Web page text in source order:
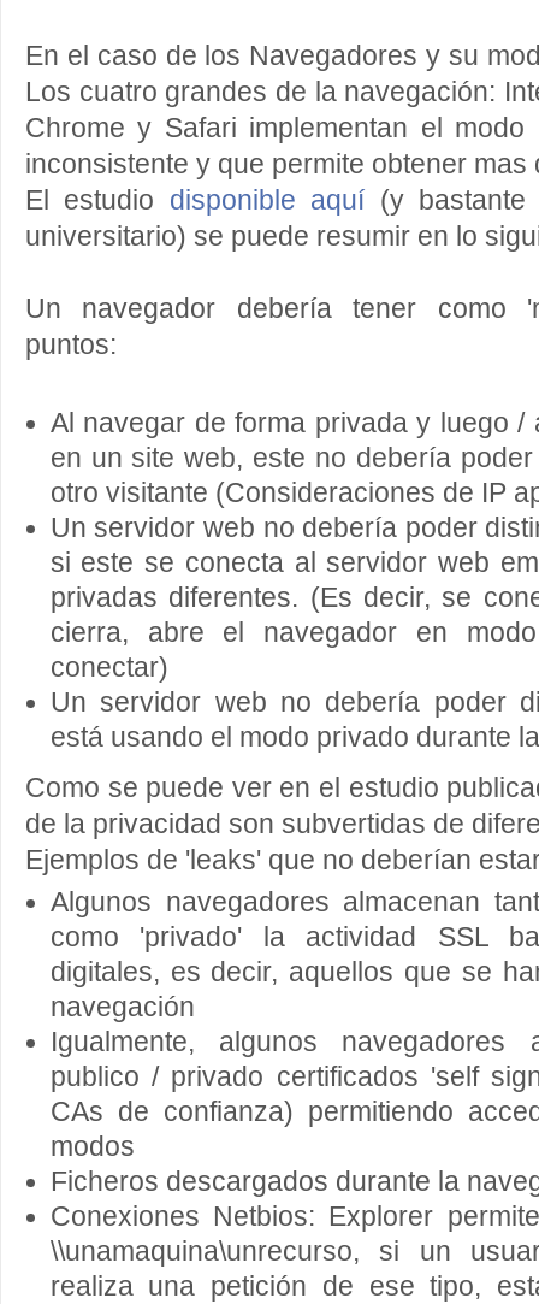
En el caso de los Navegadores y su
Los cuatro grandes de la navegación:
Chrome y Safari implementan el
inconsistente y que permite obtener mas
El estudio disponible aquí (y
universitario) se puede resumir en lo
Un navegador debería tener como
puntos:
Al navegar de forma privada y luego /
en un site web, este no debería
otro visitante (Consideraciones de IP
Un servidor web no debería poder
si este se conecta al servidor web
privadas diferentes. (Es decir, se
cierra, abre el navegador en
conectar)
Un servidor web no debería poder
está usando el modo privado durante
Como se puede ver en el estudio
de la privacidad son subvertidas de
Ejemplos de 'leaks' que no deberían
Algunos navegadores almacenan
como 'privado' la actividad SSL
digitales, es decir, aquellos que se
navegación
Igualmente, algunos navegadores
publico / privado certificados 'self
CAs de confianza) permitiendo
modos
Ficheros descargados durante la
Conexiones Netbios: Explorer
\\unamaquina\unrecurso, si un
realiza una petición de ese tipo,